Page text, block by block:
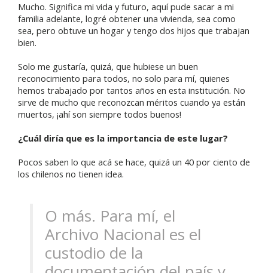
Mucho. Significa mi vida y futuro, aquí pude sacar a mi
familia adelante, logré obtener una vivienda, sea como
sea, pero obtuve un hogar y tengo dos hijos que trabajan
bien.
Solo me gustaría, quizá, que hubiese un buen
reconocimiento para todos, no solo para mí, quienes
hemos trabajado por tantos años en esta institución. No
sirve de mucho que reconozcan méritos cuando ya están
muertos, ¡ahí son siempre todos buenos!
¿Cuál diría que es la importancia de este lugar?
Pocos saben lo que acá se hace, quizá un 40 por ciento de
los chilenos no tienen idea.
O más. Para mí, el
Archivo Nacional es el
custodio de la